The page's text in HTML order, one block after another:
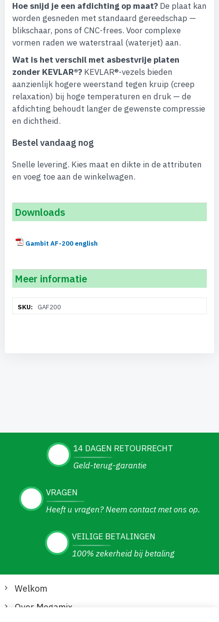
Hoe snijd je een afdichting op maat? De plaat kan
worden gesneden met standaard gereedschap —
blikschaar, pons of CNC-frees. Voor complexe
vormen raden we waterstraal (waterjet) aan.
Wat is het verschil met asbestvrije platen
zonder KEVLAR®? KEVLAR®-vezels bieden
aanzienlijk hogere weerstand tegen kruip (creep
relaxation) bij hoge temperaturen en druk — de
afdichting behoudt langer de gewenste compressie
en dichtheid.
Bestel vandaag nog
Snelle levering. Kies maat en dikte in de attributen
en voeg toe aan de winkelwagen.
Downloads
Gambit AF-200 english
Meer informatie
informatieGAF200
14 DAGEN RETOURRECHT
Geld-terug-garantie
VRAGEN
Heeft u vragen? Neem contact met ons op.
VEILIGE BETALINGEN
100% zekerheid bij betaling
Welkom
Over Megamix